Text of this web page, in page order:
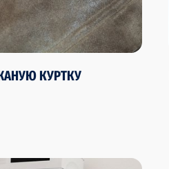
КУРТКУ